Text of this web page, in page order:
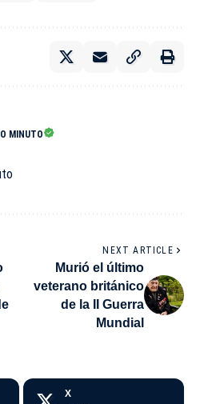
MINUTO
NEXT ARTICLE
Murió el último
veterano británico
de la II Guerra
Mundial
X